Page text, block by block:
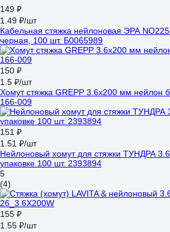
149 ₽
1.49 ₽/шт
Кабельная стяжка нейлоновая ЭРА
черная, 100 шт. Б0065989
150 ₽
1.5 ₽/шт
Хомут стяжка GREPP 3.6x200 мм нейлон
166-009
151 ₽
1.51 ₽/шт
Нейлоновый хомут для стяжки ТУНДРА
упаковке 100 шт. 2393894
5
(4)
155 ₽
1.55 ₽/шт